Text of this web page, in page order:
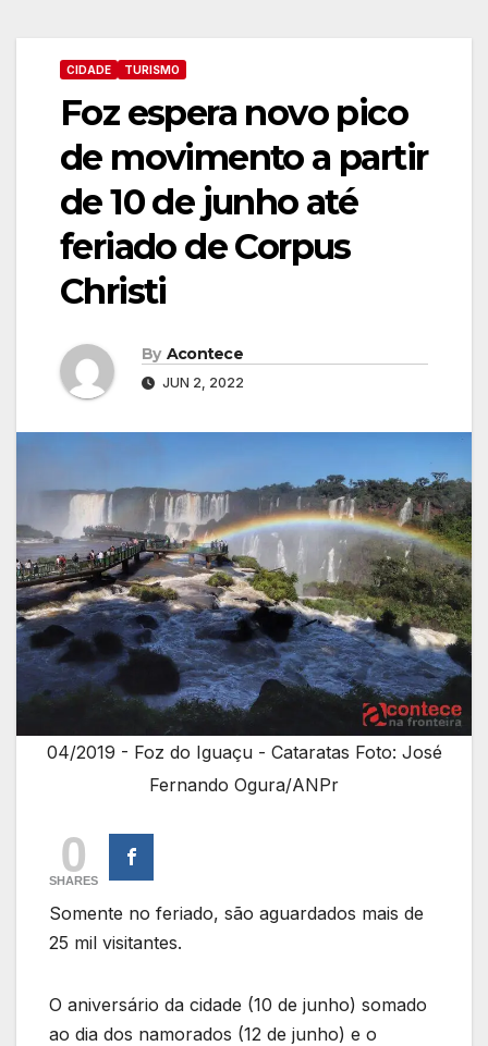
CIDADE TURISMO
Foz espera novo pico
de movimento a partir
de 10 de junho até
feriado de Corpus
Christi
By Acontece
JUN 2, 2022
04/2019 - Foz do Iguaçu - Cataratas Foto: José
Fernando Ogura/ANPr
0
SHARES
Somente no feriado, são aguardados mais de
25 mil visitantes.
O aniversário da cidade (10 de junho) somado
ao dia dos namorados (12 de junho) e o